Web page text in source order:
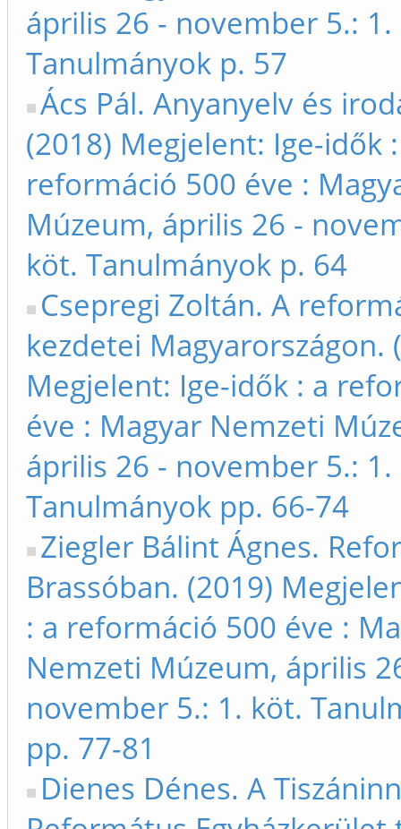
április 26 - november 5.:
Tanulmányok p. 57
Ács Pál. Anyanyelv és
(2018) Megjelent: Ige-idők
reformáció 500 éve :
Múzeum, április 26 -
köt. Tanulmányok p. 64
Csepregi Zoltán. A
kezdetei Magyarországon.
Megjelent: Ige-idők : a
éve : Magyar Nemzeti
április 26 - november 5.:
Tanulmányok pp. 66-74
Ziegler Bálint Ágnes.
Brassóban. (2019)
: a reformáció 500 éve :
Nemzeti Múzeum, április
november 5.: 1. köt.
pp. 77-81
Dienes Dénes. A